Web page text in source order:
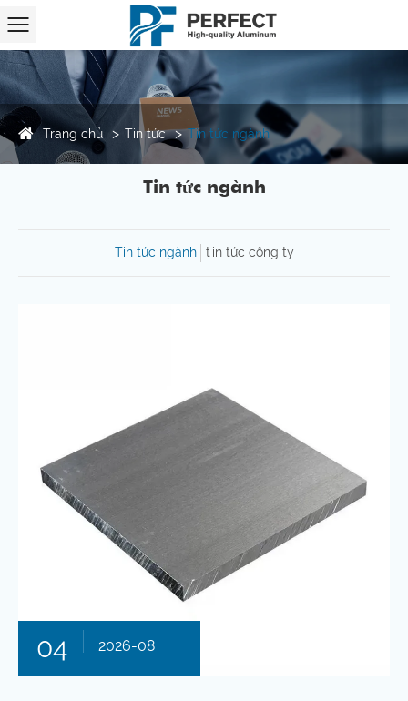
Trang chủ Tin tức Tin tức ngành
Tin tức ngành
Tin tức ngành tin tức công ty
04 2026-08